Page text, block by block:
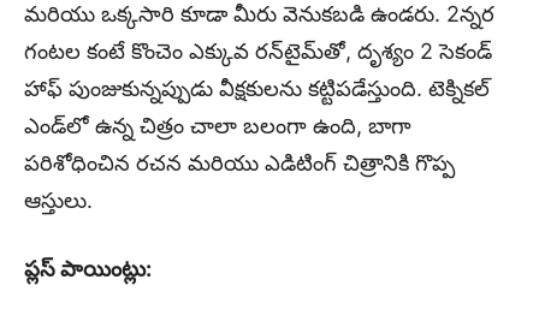
మరియు ఒక్కసారి కూడా మీరు వెనుకబడి ఉండరు. 2న్నర
గంటల కంటే కొంచెం ఎక్కువ రన్‌టైమ్‌తో, దృశ్యం 2 సెకండ్
హాఫ్ పుంజుకున్నప్పుడు వీక్షకులను కట్టిపడేస్తుంది. టెక్నికల్
ఎండ్‌లో ఉన్న చిత్రం చాలా బలంగా ఉంది, బాగా
పరిశోధించిన రచన మరియు ఎడిటింగ్ చిత్రానికి గొప్ప
ఆస్తులు.
ప్లస్ పాయింట్లు: